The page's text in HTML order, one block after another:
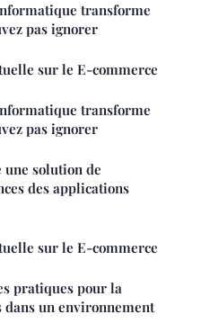
transforme
pas ignorer
sur le E-commerce
transforme
pas ignorer
solution de
des applications
sur le E-commerce
pratiques pour la
dans un environnement